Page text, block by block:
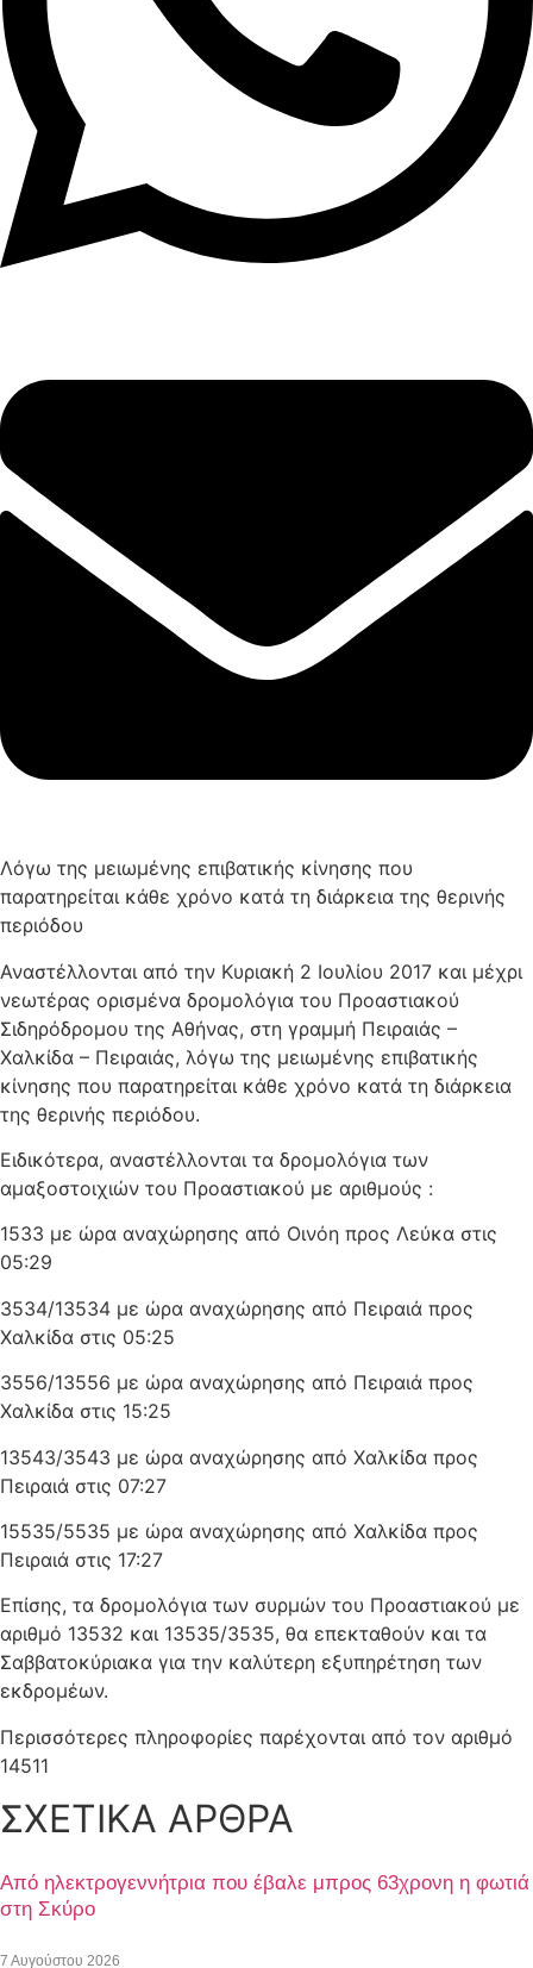
Λόγω της μειωμένης επιβατικής κίνησης που
παρατηρείται κάθε χρόνο κατά τη διάρκεια της θερινής
περιόδου
Αναστέλλονται από την Κυριακή 2 Ιουλίου 2017 και μέχρι
νεωτέρας ορισμένα δρομολόγια του Προαστιακού
Σιδηρόδρομου της Αθήνας, στη γραμμή Πειραιάς –
Χαλκίδα – Πειραιάς, λόγω της μειωμένης επιβατικής
κίνησης που παρατηρείται κάθε χρόνο κατά τη διάρκεια
της θερινής περιόδου.
Ειδικότερα, αναστέλλονται τα δρομολόγια των
αμαξοστοιχιών του Προαστιακού με αριθμούς :
1533 με ώρα αναχώρησης από Οινόη προς Λεύκα στις
05:29
3534/13534 με ώρα αναχώρησης από Πειραιά προς
Χαλκίδα στις 05:25
3556/13556 με ώρα αναχώρησης από Πειραιά προς
Χαλκίδα στις 15:25
13543/3543 με ώρα αναχώρησης από Χαλκίδα προς
Πειραιά στις 07:27
15535/5535 με ώρα αναχώρησης από Χαλκίδα προς
Πειραιά στις 17:27
Επίσης, τα δρομολόγια των συρμών του Προαστιακού με
αριθμό 13532 και 13535/3535, θα επεκταθούν και τα
Σαββατοκύριακα για την καλύτερη εξυπηρέτηση των
εκδρομέων.
Περισσότερες πληροφορίες παρέχονται από τον αριθμό
14511
ΣΧΕΤΙΚΑ ΑΡΘΡΑ
Από ηλεκτρογεννήτρια που έβαλε μπρος 63χρονη η φωτιά
στη Σκύρο
7 Αυγούστου 2026